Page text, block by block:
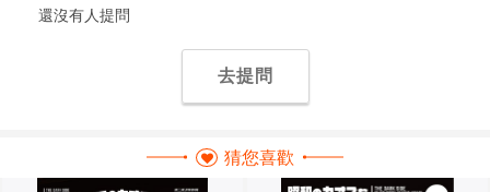
還沒有人提問
去提問
猜您喜歡